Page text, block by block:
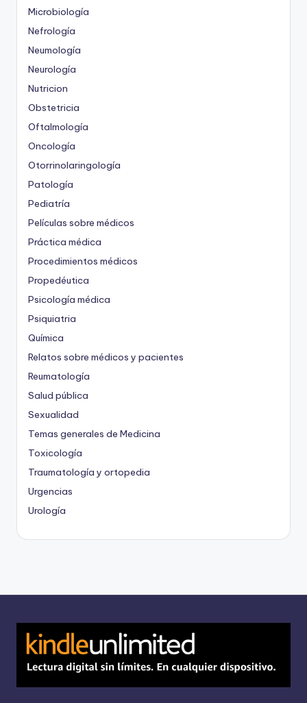
Microbiología
Nefrología
Neumología
Neurología
Nutricion
Obstetricia
Oftalmología
Oncología
Otorrinolaringología
Patología
Pediatría
Películas sobre médicos
Práctica médica
Procedimientos médicos
Propedéutica
Psicología médica
Psiquiatria
Química
Relatos sobre médicos y pacientes
Reumatología
Salud pública
Sexualidad
Temas generales de Medicina
Toxicología
Traumatología y ortopedia
Urgencias
Urología